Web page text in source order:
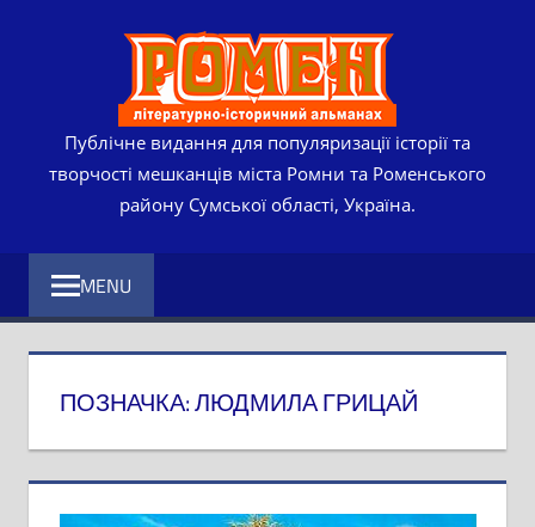
Публічне видання для популяризації історії та
творчості мешканців міста Ромни та Роменського
району Сумської області, Україна.
MENU
ПОЗНАЧКА:ЛЮДМИЛА ГРИЦАЙ